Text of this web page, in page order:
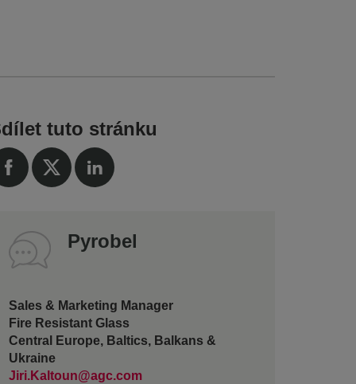
tuto stránku
Pyrobel
Sales & Marketing Manager
Fire Resistant Glass
Central Europe, Baltics, Balkans &
Ukraine
Jiri.Kaltoun@agc.com